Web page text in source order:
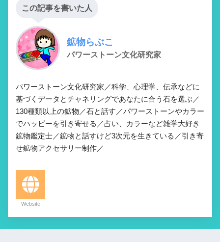
この記事を書いた人
鉱物らぶこ
パワーストーン文化研究家
パワーストーン文化研究家／科学、心理学、伝承などに
基づくデータとチャネリングであなたに合う石を選ぶ／
130種類以上の鉱物／石と話す／パワーストーンやカラー
でハッピーを引き寄せる／占い、カラーなど雑学大好き
鉱物鑑定士／鉱物と話すけど3次元を生きている／引き寄
せ鉱物アクセサリー制作／
Website